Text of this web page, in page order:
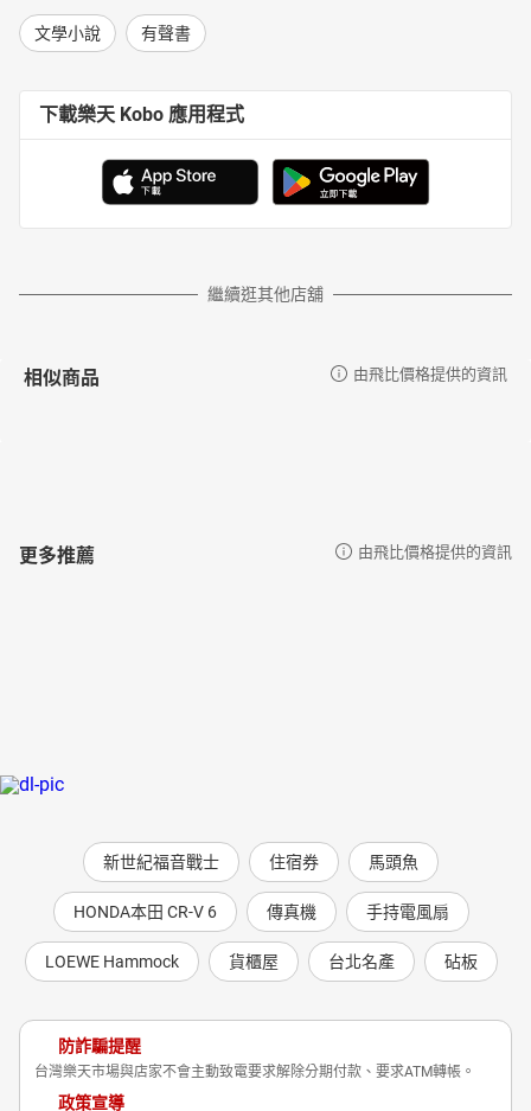
文學小說 有聲書
下載樂天 Kobo 應用程式
繼續逛其他店舖
相似商品 由飛比價格提供的資訊
更多推薦 由飛比價格提供的資訊
新世紀福音戰士 住宿券 馬頭魚
HONDA本田 CR-V 6 傳真機 手持電風扇
LOEWE Hammock 貨櫃屋 台北名產 砧板
防詐騙提醒
台灣樂天市場與店家不會主動致電要求解除分期付款、要求ATM轉帳。
政策宣導